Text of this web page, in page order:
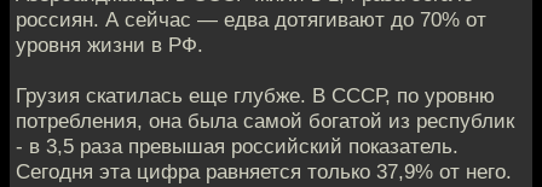
россиян. А сейчас — едва дотягивают до 70% от
уровня жизни в РФ.
Грузия скатилась еще глубже. В СССР, по уровню
потребления, она была самой богатой из республик
- в 3,5 раза превышая российский показатель.
Сегодня эта цифра равняется только 37,9% от него.